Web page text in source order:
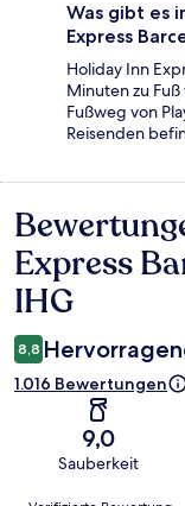
Was gibt es
Express
Holiday Inn
Minuten zu
Fußweg von
Reisenden
Express
IHG
8,8
1.016 Bewertungen
9,0
Sauberkeit